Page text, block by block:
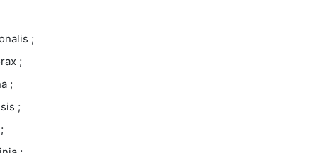
;
;
;
;